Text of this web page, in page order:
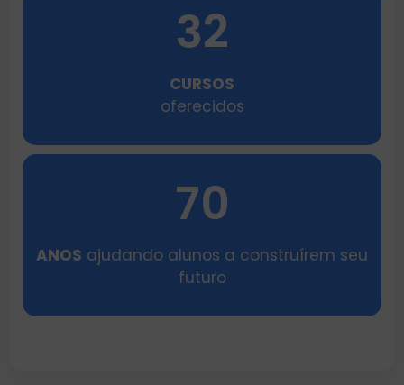
32
CURSOS
oferecidos
70
ANOS ajudando alunos a construírem seu
futuro